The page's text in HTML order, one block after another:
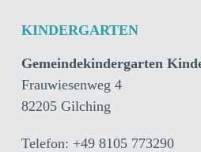
KINDERGARTEN
Gemeindekindergarten
Frauwiesenweg 4
82205 Gilching
Telefon: +49 8105 773290